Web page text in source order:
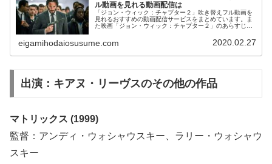
ル動画を見れる動画配信は
「ジョン・ウィック：チャプター２」吹き替えフル動画を
見れるおすすめの動画配信サービスをまとめています。ま
た映画「ジョン・ウィック：チャプター２」のあらすじ、
画配信サービス選びや映画本編を見る前の予備知識として
役立ててください。
eigamihodaiosusume.com 2020.02.27
出演：キアヌ・リーヴスのその他の作品
マトリックス (1999)
監督：アンディ・ウォシャウスキー、ラリー・ウォシャウ
スキー